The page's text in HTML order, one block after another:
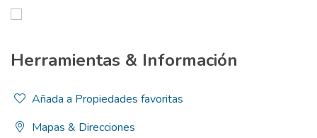
Herramientas & Información
Añada a Propiedades favoritas
Mapas & Direcciones